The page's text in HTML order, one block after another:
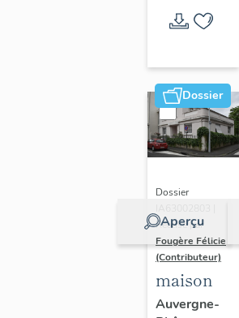
Dossier
Aperçu
Dossier
Réalisé par
Fougère Félicie
(Contributeur)
maison
Auvergne-